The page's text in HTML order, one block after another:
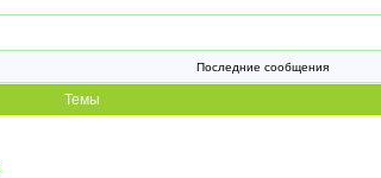
Последние сообщения
Темы